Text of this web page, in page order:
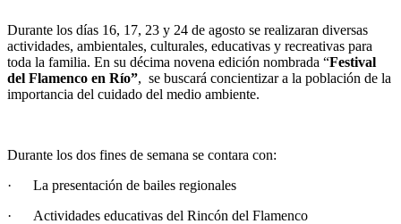
Durante los días 16, 17, 23 y 24 de agosto se realizaran diversas
actividades, ambientales, culturales, educativas y recreativas para
toda la familia. En su décima novena edición nombrada “Festival
del Flamenco en Río”, se buscará concientizar a la población de la
importancia del cuidado del medio ambiente.
Durante los dos fines de semana se contara con:
· La presentación de bailes regionales
· Actividades educativas del Rincón del Flamenco